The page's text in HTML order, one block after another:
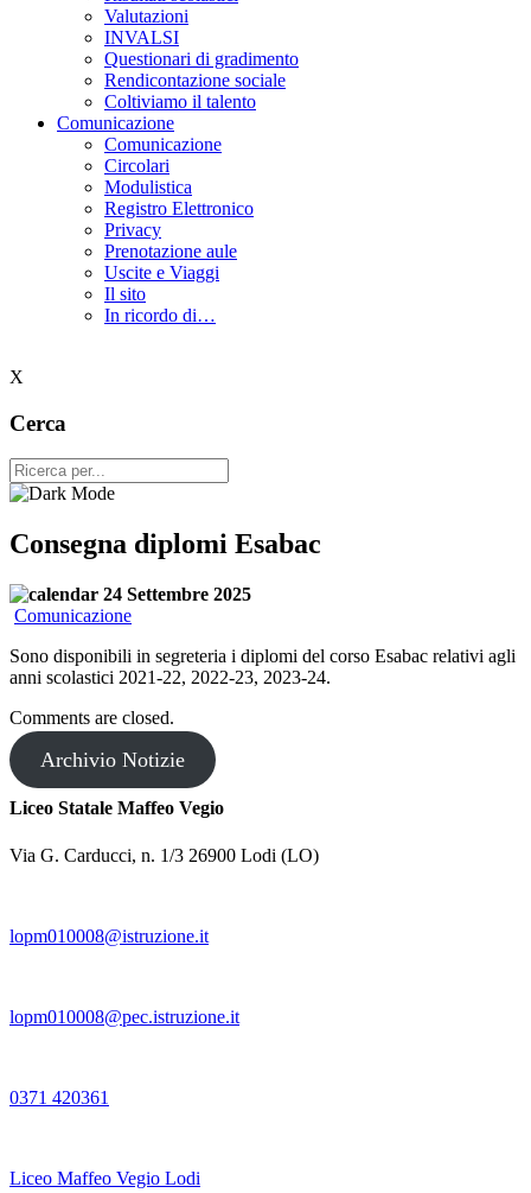
Valutazioni
INVALSI
Questionari di gradimento
Rendicontazione sociale
Coltiviamo il talento
Comunicazione
Comunicazione
Circolari
Modulistica
Registro Elettronico
Privacy
Prenotazione aule
Uscite e Viaggi
Il sito
In ricordo di…
X
Cerca
Consegna diplomi Esabac
24 Settembre 2025
Comunicazione
Sono disponibili in segreteria i diplomi del corso Esabac relativi agli
anni scolastici 2021-22, 2022-23, 2023-24.
Comments are closed.
Archivio Notizie
Liceo Statale Maffeo Vegio
Via G. Carducci, n. 1/3 26900 Lodi (LO)
lopm010008@istruzione.it
lopm010008@pec.istruzione.it
0371 420361
Liceo Maffeo Vegio Lodi